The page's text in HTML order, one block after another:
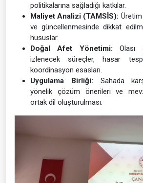
politikalarına sağladığı katkılar.
Maliyet Analizi (TAMSİS):
ve güncellenmesinde dikkat
hususlar.
Doğal Afet Yönetimi: Olası
izlenecek süreçler, hasar
koordinasyon esasları.
Uygulama Birliği: Sahada
yönelik çözüm önerileri ve
ortak dil oluşturulması.